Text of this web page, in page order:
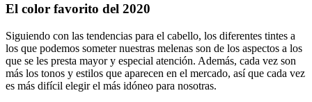
El color favorito del 2020
Siguiendo con las tendencias para el cabello, los diferentes tintes a
los que podemos someter nuestras melenas son de los aspectos a los
que se les presta mayor y especial atención. Además, cada vez son
más los tonos y estilos que aparecen en el mercado, así que cada vez
es más difícil elegir el más idóneo para nosotras.